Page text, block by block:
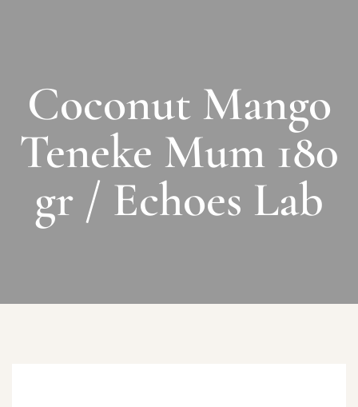
Coconut Mango
Teneke Mum 180
gr / Echoes Lab